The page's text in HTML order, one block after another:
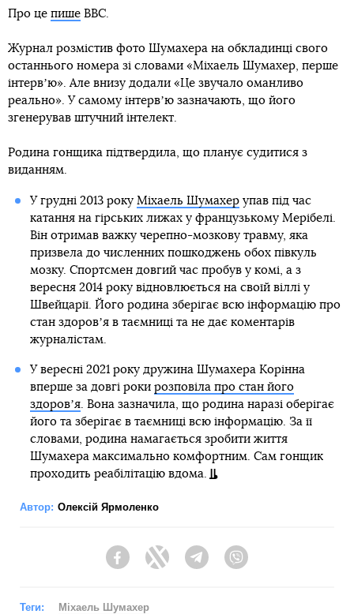
Про це пише BBC.
Журнал розмістив фото Шумахера на обкладинці свого
останнього номера зі словами «Міхаель Шумахер, перше
інтервʼю». Але внизу додали «Це звучало оманливо
реально». У самому інтервʼю зазначають, що його
згенерував штучний інтелект.
Родина гонщика підтвердила, що планує судитися з
виданням.
У грудні 2013 року Міхаель Шумахерупав під час
катання на гірських лижах у французькому Мерібелі.
Він отримав важку черепно-мозкову травму, яка
призвела до численних пошкоджень обох півкуль
мозку. Спортсмен довгий час пробув у комі, а з
вересня 2014 року відновлюється на своїй віллі у
Швейцарії. Його родина зберігає всю інформацію про
стан здоровʼя в таємниці та не дає коментарів
журналістам.
У вересні 2021 року дружина Шумахера Корінна
вперше за довгі роки розповіла про стан його
здоровʼя. Вона зазначила, що родина наразі оберігає
його та зберігає в таємниці всю інформацію. За її
словами, родина намагається зробити життя
Шумахера максимально комфортним. Сам гонщик
проходить реабілітацію вдома.
Автор: Олексій Ярмоленко
FacebookTwitter Telegram
Теги: Міхаель Шумахер